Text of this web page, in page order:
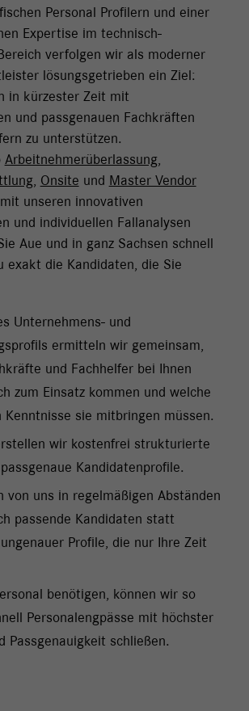
Personal Profilern und einer
Expertise im technisch-
verfolgen wir als moderner
lösungsgetrieben ein Ziel:
in kürzester Zeit mit
und passgenauen Fachkräften
zu unterstützen.
Arbeitnehmerüberlassung,
, Onsite und
Master Vendor
unseren innovativen
und individuellen Fallanalysen
Aue und in ganz Sachsen schnell
exakt die Kandidaten, die Sie
Unternehmens- und
ermitteln wir gemeinsam,
und Fachhelfer bei Ihnen
zum Einsatz kommen und welche
Kenntnisse sie mitbringen müssen.
wir kostenfrei strukturierte
Kandidatenprofile.
von uns in regelmäßigen Abständen
passende Kandidaten statt
Profile, die nur Ihre Zeit
benötigen, können wir so
Personalengpässe mit höchster
Passgenauigkeit schließen.